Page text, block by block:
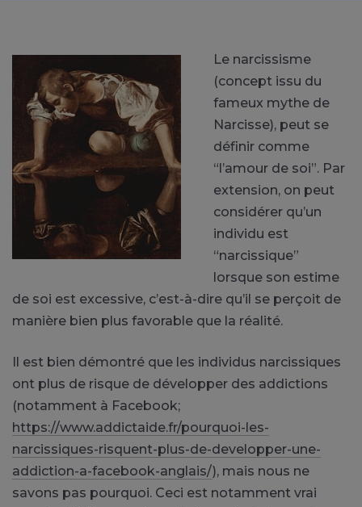
Le narcissisme
(concept issu du
fameux mythe de
Narcisse), peut se
définir comme
“l’amour de soi”. Par
extension, on peut
considérer qu’un
individu est
“narcissique”
lorsque son estime
de soi est excessive, c’est-à-dire qu’il se perçoit de
manière bien plus favorable que la réalité.
Il est bien démontré que les individus narcissiques
ont plus de risque de développer des addictions
(notamment à Facebook;
https://www.addictaide.fr/pourquoi-les-
narcissiques-risquent-plus-de-developper-une-
addiction-a-facebook-anglais/), mais nous ne
savons pas pourquoi. Ceci est notamment vrai